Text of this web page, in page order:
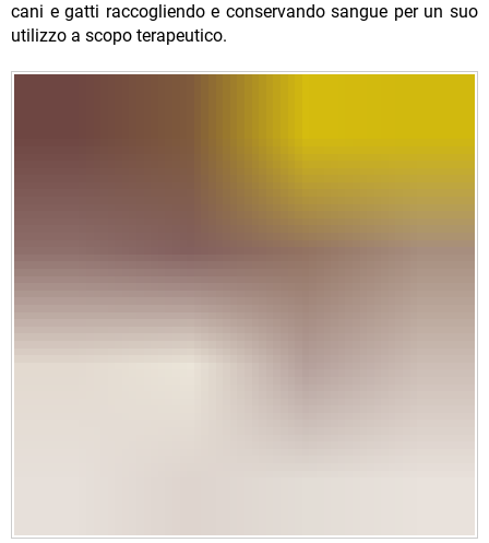
cani e gatti raccogliendo e conservando sangue per un suo
utilizzo a scopo terapeutico.